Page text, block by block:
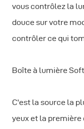
vous contrôlez la
douce sur votre
contrôler ce qui
Boîte à lumière
C'est la source la
yeux et la première